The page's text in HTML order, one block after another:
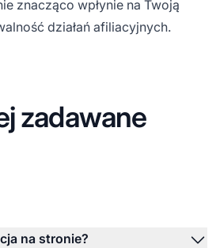
znacząco wpłynie na Twoją
działań afiliacyjnych.
zadawane
na stronie?